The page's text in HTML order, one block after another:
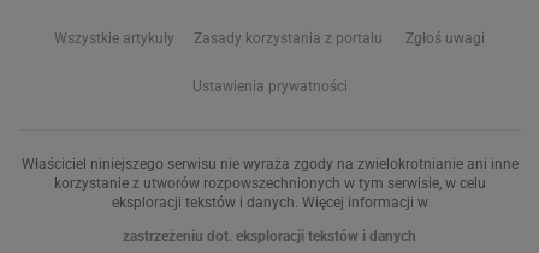
Wszystkie artykuły Zasady korzystania z portalu Zgłoś uwagi
Ustawienia prywatności
Właściciel niniejszego serwisu nie wyraża zgody na zwielokrotnianie ani inne
korzystanie z utworów rozpowszechnionych w tym serwisie, w celu
eksploracji tekstów i danych. Więcej informacji w
zastrzeżeniu dot. eksploracji tekstów i danych